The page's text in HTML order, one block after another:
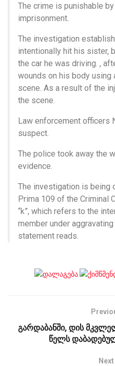
The crime is punishable
imprisonment.
The investigation
intentionally hit his sister,
the car he was driving. ,
wounds on his body using
scene. As a result of the
the scene.
Law enforcement officers
suspect.
The police took away the
evidence.
The investigation is being
Prima 109 of the Criminal
“k”, which refers to the
member under
statement reads.
გარდაბანში, დის
წელს